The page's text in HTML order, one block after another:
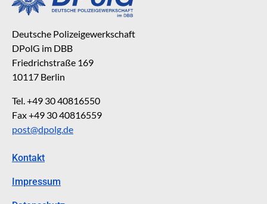
Deutsche Polizeigewerkschaft
DPolG im DBB
Friedrichstraße 169
10117 Berlin
Tel. +49 30 40816550
Fax +49 30 40816559
post@dpolg.de
Kontakt
Impressum